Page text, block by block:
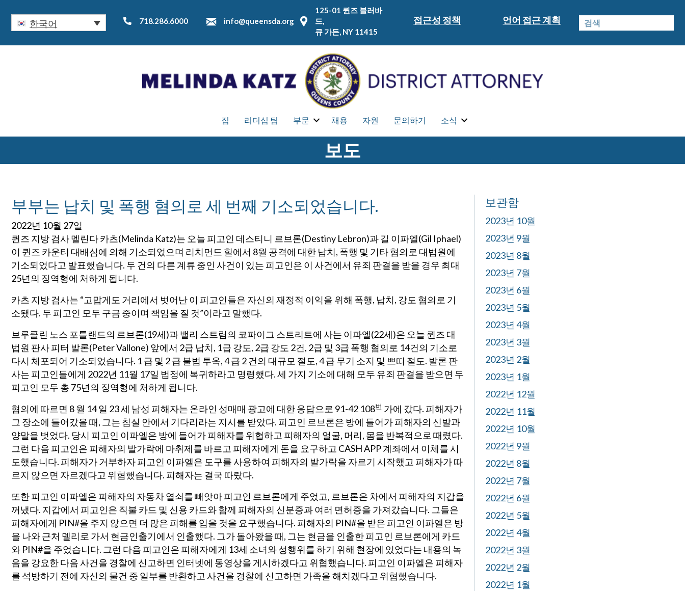
한국어 718.286.6000 info@queensda.org
125-01 퀸즈 블러바
드,
큐 가든, NY 11415
접근성 정책 언어 접근 계획
집 리더십 팀 부문 채용 자원 문의하기 소식
보도
부부는 납치 및 폭행 혐의로 세 번째 기소되었습니다.
2022년 10월 27일
퀸즈 지방 검사 멜린다 카츠(Melinda Katz)는 오늘 피고인 데스티니 르브론(Destiny Lebron)과 길 이파엘(Gil Iphael)
이 퀸즈 카운티 대배심에 의해 기소되었으며 리치먼드 힐에서 8월 공격에 대한 납치, 폭행 및 기타 혐의로 대법원에
기소되었다고 발표했습니다. 두 건의 다른 계류 중인 사건이 있는 피고인은 이 사건에서 유죄 판결을 받을 경우 최대
25년의 징역형에 처하게 됩니다.
카츠 지방 검사는 “고맙게도 거리에서 벗어난 이 피고인들은 자신의 재정적 이익을 위해 폭행, 납치, 강도 혐의로 기
소됐다. 두 피고인 모두 구금 중이며 책임을 질 것”이라고 말했다.
브루클린 노스 포틀랜드의 르브론(19세)과 밸리 스트림의 코파이그 스트리트에 사는 이파엘(22세)은 오늘 퀸즈 대
법원 판사 피터 발론(Peter Vallone) 앞에서 2급 납치, 1급 강도, 2급 강도 2건, 2급 및 3급 폭행 혐의로 14건의 기소로
다시 체포되어 기소되었습니다. 1 급 및 2 급 불법 투옥, 4 급 2 건의 대규모 절도, 4 급 무기 소지 및 쁘띠 절도. 발론 판
사는 피고인들에게 2022년 11월 17일 법정에 복귀하라고 명령했다. 세 가지 기소에 대해 모두 유죄 판결을 받으면 두
피고인 모두 총 75년의 징역형에 처하게 됩니다.
혐의에 따르면 8 월 14 일 23 세 남성 피해자는 온라인 성매매 광고에 대한 응답으로 91-42 108번 가에 갔다. 피해자가
그 장소에 들어갔을 때, 그는 침실 안에서 기다리라는 지시를 받았다. 피고인 르브론은 방에 들어가 피해자의 신발과
양말을 벗었다. 당시 피고인 이파엘은 방에 들어가 피해자를 위협하고 피해자의 얼굴, 머리, 몸을 반복적으로 때렸다.
그런 다음 피고인은 피해자의 발가락에 마취제를 바르고 피해자에게 돈을 요구하고 CASH APP 계좌에서 이체를 시
도했습니다. 피해자가 거부하자 피고인 이파엘은 도구를 사용하여 피해자의 발가락을 자르기 시작했고 피해자가 따
르지 않으면 자르겠다고 위협했습니다. 피해자는 결국 따랐다.
또한 피고인 이파엘은 피해자의 자동차 열쇠를 빼앗아 피고인 르브론에게 주었고, 르브론은 차에서 피해자의 지갑을
꺼냈다. 지갑에서 피고인은 직불 카드 및 신용 카드와 함께 피해자의 신분증과 여러 면허증을 가져갔습니다. 그들은
피해자에게 PIN#을 주지 않으면 더 많은 피해를 입을 것을 요구했습니다. 피해자의 PIN#을 받은 피고인 이파엘은 방
을 나와 근처 델리로 가서 현금인출기에서 인출했다. 그가 돌아왔을 때, 그는 현금을 인출한 피고인 르브론에게 카드
와 PIN#을 주었습니다. 그런 다음 피고인은 피해자에게 13세 소녀와 성행위를 하기 위해 현장에 있었다는 내용의 녹
음을 강요한 다음 사건을 경찰에 신고하면 인터넷에 동영상을 게시하겠다고 위협했습니다. 피고인 이파엘은 피해자
를 석방하기 전에 자신의 물건 중 일부를 반환하고 사건을 경찰에 신고하면 가족을 해치겠다고 위협했습니다.
보관함
2023년 10월
2023년 9월
2023년 8월
2023년 7월
2023년 6월
2023년 5월
2023년 4월
2023년 3월
2023년 2월
2023년 1월
2022년 12월
2022년 11월
2022년 10월
2022년 9월
2022년 8월
2022년 7월
2022년 6월
2022년 5월
2022년 4월
2022년 3월
2022년 2월
2022년 1월